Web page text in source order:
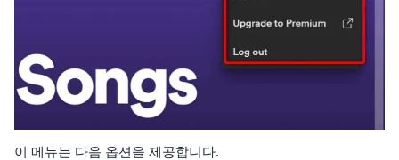
이 메뉴는 다음 옵션을 제공합니다.